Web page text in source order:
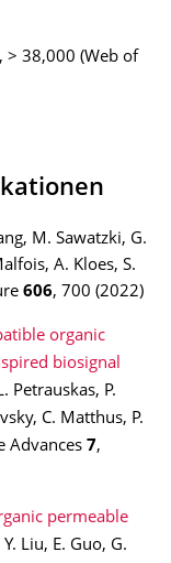
> 38,000 (Web of
M. Sawatzki, G.
A. Kloes, S.
606, 700 (2022)
organic
biosignal
Petrauskas, P.
C. Matthus, P.
Advances 7,
permeable
Liu, E. Guo, G.